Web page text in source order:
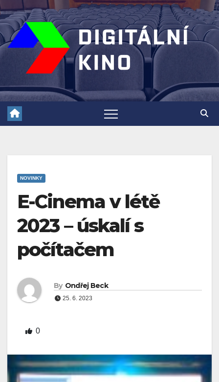
Skip
to
content
NOVINKY
E-Cinema v létě
2023 – úskalí s
počítačem
By Ondřej Beck
25. 6. 2023
0